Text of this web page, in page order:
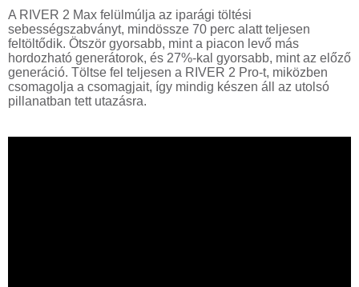
A RIVER 2 Max felülmúlja az iparági töltési
sebességszabványt, mindössze 70 perc alatt teljesen
feltöltődik. Ötször gyorsabb, mint a piacon levő más
hordozható generátorok, és 27%-kal gyorsabb, mint az előző
generáció. Töltse fel teljesen a RIVER 2 Pro-t, miközben
csomagolja a csomagjait, így mindig készen áll az utolsó
pillanatban tett utazásra.